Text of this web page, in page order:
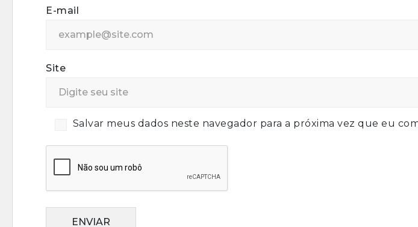
E-mail
Site
Salvar meus dados neste navegador para a próxima vez que eu
ENVIAR